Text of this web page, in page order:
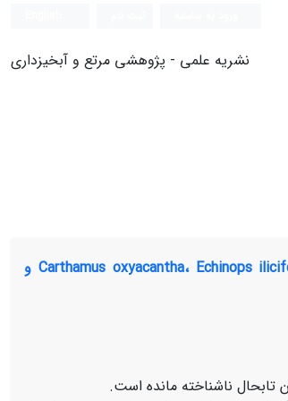
نشریه علمی - پژوهشی مرتع و آبخیزداری
ترکیبات شیمایی-معدنی، قابلیت هضم و ظرفیت بافری گونه‌های مرتعی Carthamus oxyacantha، Echinops ilicifolius، Silybum marianum و
تابحال ناشناخته مانده است.